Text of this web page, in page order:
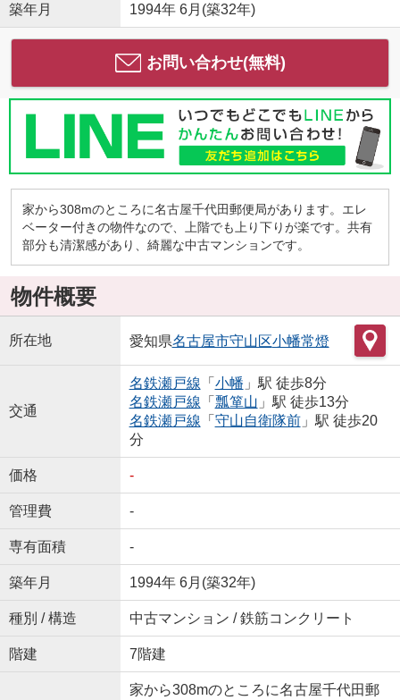
築年月 1994年 6月(築32年)
お問い合わせ(無料)
家から308mのところに名古屋千代田郵便局があります。エレ
ベーター付きの物件なので、上階でも上り下りが楽です。共有
部分も清潔感があり、綺麗な中古マンションです。
物件概要
所在地 愛知県名古屋市守山区小幡常燈
交通
名鉄瀬戸線 「 小幡 」駅 徒歩8分
名鉄瀬戸線 「 瓢箪山 」駅 徒歩13分
名鉄瀬戸線 「 守山自衛隊前」駅 徒歩20
分
価格 -
管理費 -
専有面積 -
築年月 1994年 6月(築32年)
種別 / 構造 中古マンション / 鉄筋コンクリート
階建 7階建
家から308mのところに名古屋千代田郵